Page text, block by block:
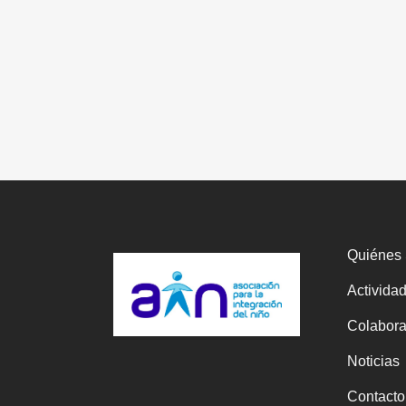
Quiénes
Colabora
Noticias
Contacto